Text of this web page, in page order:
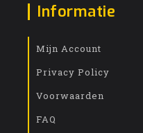
Informatie
Mijn Account
Privacy Policy
Voorwaarden
FAQ